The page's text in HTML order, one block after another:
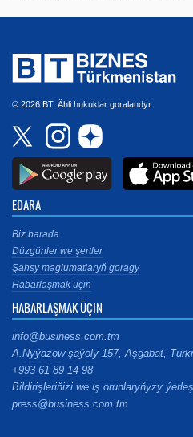
© 2026 BT. Ähli hukuklar goralandyr.
EDARA
Biz barada
Düzgünler we şertler
Şahsy maglumatlaryň goragy
Habarlaşmak üçin
HABARLAŞMAK ÜÇIN
info@business.com.tm
A.Nyýazow şaýoly 157, Aşgabat,
+993 61 89 14 98
Bildirişleriňizi we iş orunlaryňyzy
press@business.com.tm